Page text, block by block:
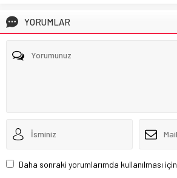
YORUMLAR
Daha sonraki yorumlarımda kullanılması